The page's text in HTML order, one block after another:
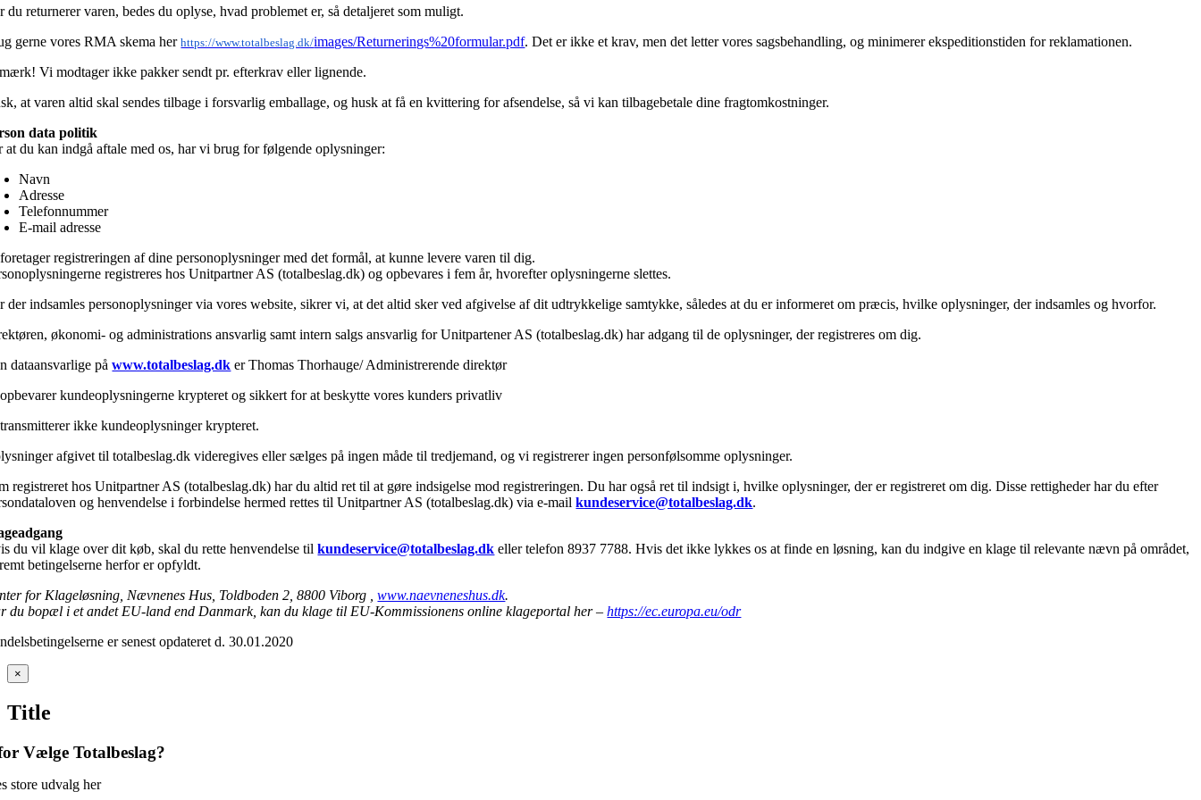
du returnerer varen, bedes du oplyse, hvad problemet er, så detaljeret som muligt.
gerne vores RMA skema herhttps://www.totalbeslag.dk/images/Returnerings%20formular.pdf. Det er ikke et krav, men det letter vores sagsbehandling, og minimerer ekspeditionstiden for reklamationen.
Vi modtager ikke pakker sendt pr. efterkrav eller lignende.
at varen altid skal sendes tilbage i forsvarlig emballage, og husk at få en kvittering for afsendelse, så vi kan tilbagebetale dine fragtomkostninger.
data politik
at du kan indgå aftale med os, har vi brug for følgende oplysninger:
Navn
Adresse
Telefonnummer
E-mail adresse
registreringen af dine personoplysninger med det formål, at kunne levere varen til dig.
registreres hos Unitpartner AS (totalbeslag.dk) og opbevares i fem år, hvorefter oplysningerne slettes.
der indsamles personoplysninger via vores website, sikrer vi, at det altid sker ved afgivelse af dit udtrykkelige samtykke, således at du er informeret om præcis, hvilke oplysninger, der indsamles og hvorfor.
økonomi- og administrations ansvarlig samt intern salgs ansvarlig for Unitpartener AS (totalbeslag.dk) har adgang til de oplysninger, der registreres om dig.
dataansvarlige påwww.totalbeslag.dk er Thomas Thorhauge/ Administrerende direktør
kundeoplysningerne krypteret og sikkert for at beskytte vores kunders privatliv
ikke kundeoplysninger krypteret.
afgivet til totalbeslag.dk videregives eller sælges på ingen måde til tredjemand, og vi registrerer ingen personfølsomme oplysninger.
registreret hos Unitpartner AS (totalbeslag.dk) har du altid ret til at gøre indsigelse mod registreringen. Du har også ret til indsigt i, hvilke oplysninger, der er registreret om dig. Disse rettigheder har du efter
og henvendelse i forbindelse hermed rettes til Unitpartner AS (totalbeslag.dk) via e-mailkundeservice@totalbeslag.dk.
du vil klage over dit køb, skal du rette henvendelse tilkundeservice@totalbeslag.dk eller telefon 8937 7788. Hvis det ikke lykkes os at finde en løsning, kan du indgive en klage til relevante nævn på området,
betingelserne herfor er opfyldt.
for Klageløsning, Nævnenes Hus, Toldboden 2, 8800 Viborg ,www.naevneneshus.dk.
du bopæl i et andet EU-land end Danmark, kan du klage til EU-Kommissionens online klageportal her –https://ec.europa.eu/odr
er senest opdateret d. 30.01.2020
Close
product
view
×
Title
Vælge Totalbeslag?
store udvalg her